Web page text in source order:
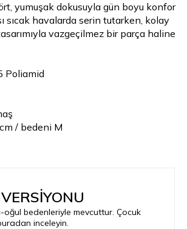
yumuşak dokusuyla gün boyu konfor
sıcak havalarda serin tutarken, kolay
vazgeçilmez bir parça haline
Poliamid
/ bedeni M
oğul bedenleriyle mevcuttur. Çocuk
inceleyin.